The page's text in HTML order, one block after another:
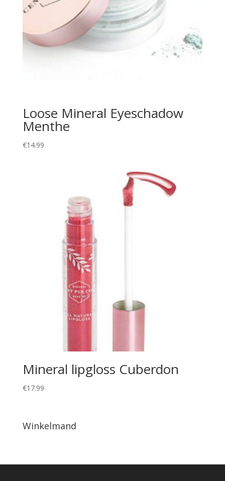
Loose Mineral Eyeschadow
Menthe
€14.99
Mineral lipgloss Cuberdon
€17.99
Winkelmand